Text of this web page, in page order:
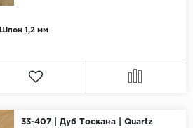
Шпон 1,2 мм
33-407 | Дуб Тоскана | Quartz